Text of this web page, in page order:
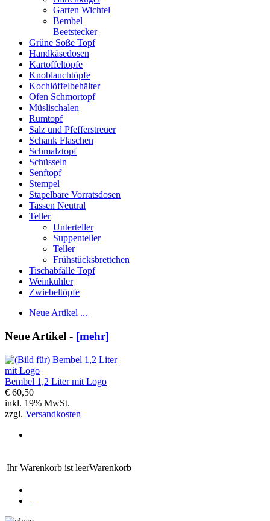
Garten Wichtel
Bembel
Beetstecker
Grüne Soße Topf
Handkäsedosen
Kartoffeltöpfe
Knoblauchtöpfe
Kochlöffelbehälter
Ofen Schmortopf
Müslischalen
Rumtopf
Salz und Pfefferstreuer
Schank Flaschen
Schmalztopf
Schüsseln
Senftopf
Stempel
Stapelbare Vorratsdosen
Tassen Neutral
Teller
Unterteller
Suppenteller
Teller
Frühstücksbrettchen
Tischabfälle Topf
Weinkühler
Zwiebeltöpfe
Neue Artikel ...
Neue Artikel - [mehr]
Bembel 1,2 Liter mit Logo
€ 60,50
inkl. 19% MwSt.
zzgl. Versandkosten
Ihr Warenkorb ist leerWarenkorb